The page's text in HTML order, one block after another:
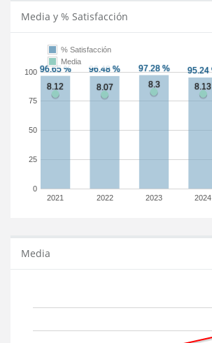
Media y % Satisfacción
2021 2022 2023 2024
0
25
50
75
100
% Satisfacción
Media
Media